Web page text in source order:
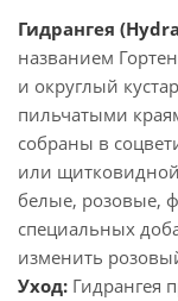
Гидрангея
названием
и округлый
пильчатыми
собраны в
или
белые, розовые,
специальных
изменить
Уход: Гидрангея